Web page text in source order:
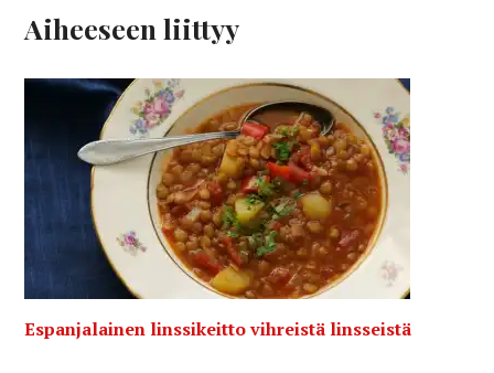
Aiheeseen liittyy
Espanjalainen linssikeitto vihreistä linsseistä